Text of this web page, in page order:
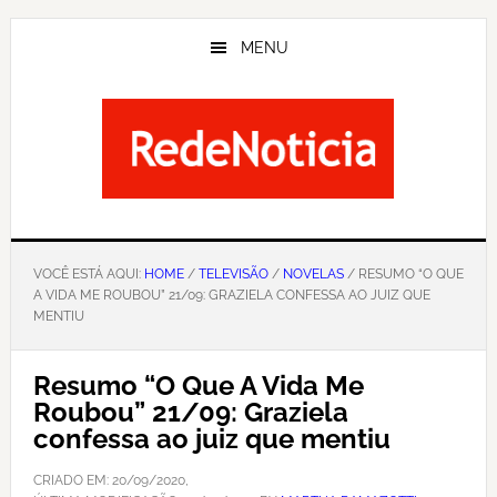
Skip
MENU
VOCÊ ESTÁ AQUI: HOME/ TELEVISÃO/ NOVELAS/ RESUMO “O QUE
A VIDA ME ROUBOU” 21/09: GRAZIELA CONFESSA AO JUIZ QUE
MENTIU
Resumo “O Que A Vida Me
Roubou” 21/09: Graziela
confessa ao juiz que mentiu
CRIADO EM: 20/09/2020,